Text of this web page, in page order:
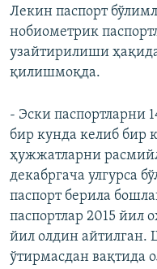
Лекин паспорт
нобиометрик
узайтирилиши
қилишмоқда.
- Эски паспортларни
бир кунда келиб бир
ҳужжатларни
декабргача улгурса
паспорт берила
паспортлар 2015
йил олдин айтилган.
ўтирмасдан вақтида